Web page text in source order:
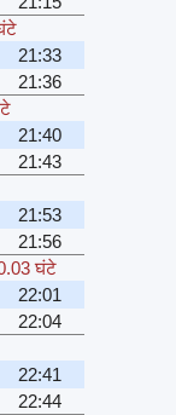
21:33
21:36
21:40
21:43
21:53
21:56
घंटे
22:01
22:04
22:41
22:44